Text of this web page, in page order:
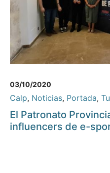
03/10/2020
Calp, Noticias, Portada,
El Patronato
influencers de e-